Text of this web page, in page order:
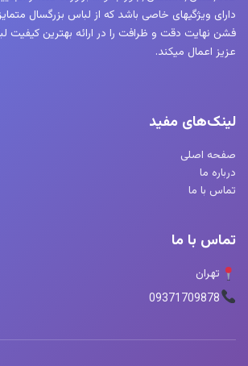
دارای ویژگیهای خاصی باشد که از لباس بزرگسال
فشن نهایت دقت و ظرافت را در ارائه بهترین کیفیت
عزیز اعمال میکند.
لینک‌های مفید
صفحه اصلی
درباره ما
تماس با ما
تماس با ما
تهران
09371709878